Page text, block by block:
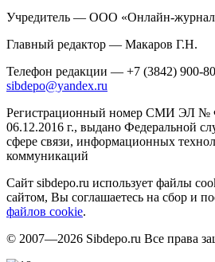
Учредитель — ООО «Онлайн-журнал
Главный редактор — Макаров Г.Н.
Телефон редакции — +7 (3842) 900-
sibdepo@yandex.ru
Регистрационный номер СМИ ЭЛ №
06.12.2016 г., выдано Федеральной
сфере связи, информационных
коммуникаций
Сайт sibdepo.ru использует файлы
сайтом, Вы соглашаетесь на сбор и
файлов cookie.
© 2007—2026 Sibdepo.ru Все права